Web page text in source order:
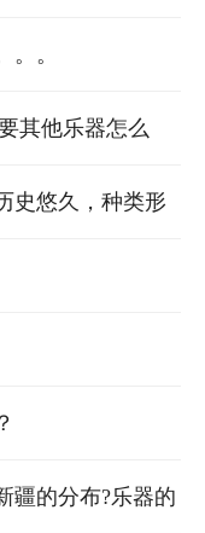
。
其他乐器怎么
史悠久，种类形
远
疆的分布?乐器的